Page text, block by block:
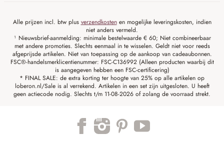
Alle prijzen incl. btw plus verzendkostenen mogelijke leveringskosten, indien
niet anders vermeld.
¹ Nieuwsbrief-aanmelding: minimale bestelwaarde € 60; Niet combineerbaar
met andere promoties. Slechts eenmaal in te wisselen. Geldt niet voor reeds
afgeprijsde artikelen. Niet van toepassing op de aankoop van cadeaubonnen.
FSC®-handelsmerklicentienummer: FSC-C136992 (Alleen producten waarbij dit
is aangegeven hebben een FSC-certificering)
* FINAL SALE: de extra korting ter hoogte van 25% op alle artikelen op
loberon.nl/Sale is al verrekend. Artikelen in een set zijn uitgesloten. U heeft
geen actiecode nodig. Slechts t/m 11-08-2026 of zolang de voorraad strekt.